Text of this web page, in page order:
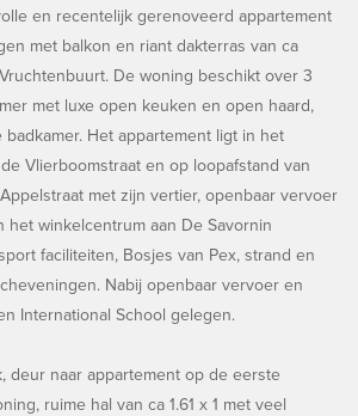
en recentelijk gerenoveerd appartement
met balkon en riant dakterras van ca
De woning beschikt over 3
met luxe open keuken en open haard,
Het appartement ligt in het
Vlierboomstraat en op loopafstand van
met zijn vertier, openbaar vervoer
het winkelcentrum aan De Savornin
faciliteiten, Bosjes van Pex, strand en
Nabij openbaar vervoer en
International School gelegen.
deur naar appartement op de eerste
ruime hal van ca 1.61 x 1 met veel